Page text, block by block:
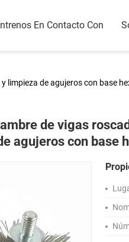
En Contacto Con
limpieza de agujeros con base
de vigas
agujeros con base